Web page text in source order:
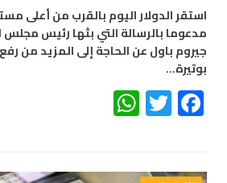
استقر الدولار اليوم بالقرب من أعلى
مدعوما بالرسالة التي بثها رئيس مجلس
جيروم باول عن الحاجة إلى المزيد من
بوتيرة…
Facebook
Twitter